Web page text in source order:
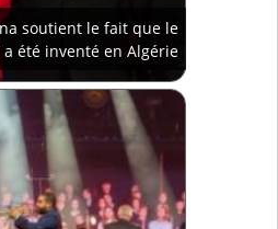
soutient le fait que le
a été inventé en Algérie